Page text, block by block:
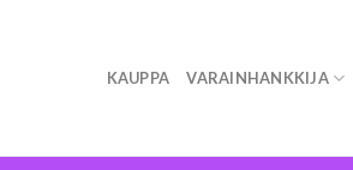
KAUPPA VARAINHANKKIJA